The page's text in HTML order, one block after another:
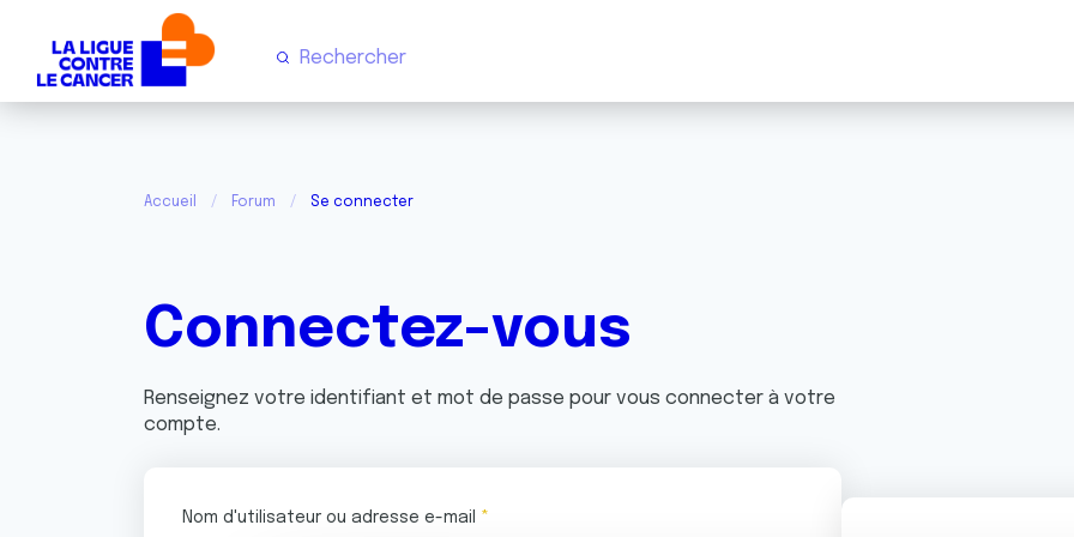
Accueil Forum Se connecter
Connectez-vous
Renseignez votre identifiant et mot de passe pour vous connecter à votre
compte.
Nom d'utilisateur ou adresse e-mail